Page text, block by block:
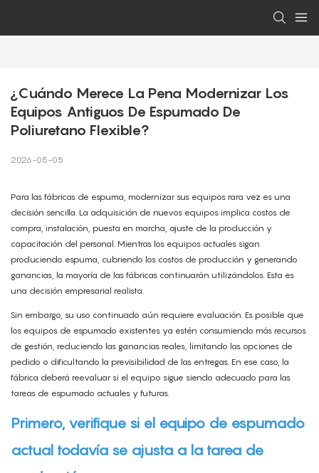
¿Cuándo Merece La Pena Modernizar Los
Equipos Antiguos De Espumado De
Poliuretano Flexible?
2026-05-05
Para las fábricas de espuma, modernizar sus equipos rara vez es una
decisión sencilla. La adquisición de nuevos equipos implica costos de
compra, instalación, puesta en marcha, ajuste de la producción y
capacitación del personal. Mientras los equipos actuales sigan
produciendo espuma, cubriendo los costos de producción y generando
ganancias, la mayoría de las fábricas continuarán utilizándolos. Esta es
una decisión empresarial realista.
Sin embargo, su uso continuado aún requiere evaluación. Es posible que
los equipos de espumado existentes ya estén consumiendo más recursos
de gestión, reduciendo las ganancias reales, limitando las opciones de
pedido o dificultando la previsibilidad de las entregas. En ese caso, la
fábrica deberá reevaluar si el equipo sigue siendo adecuado para las
tareas de espumado actuales y futuras.
Primero, verifique si el equipo de espumado
actual todavía se ajusta a la tarea de